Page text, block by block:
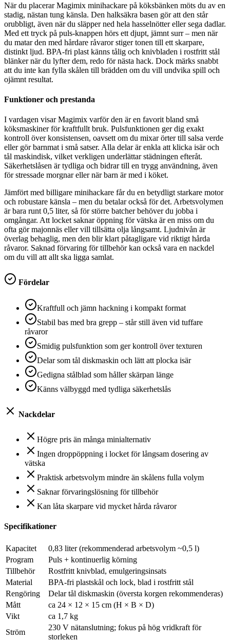
När du placerar Magimix minihackare på köksbänken möts du av en
stadig, nästan tung känsla. Den halksäkra basen gör att den står
orubbligt, även när du släpper ned hela hasselnötter eller sega dadlar.
Med ett tryck på puls-knappen hörs ett djupt, jämnt surr – men när
du matar den med hårdare råvaror stiger tonen till ett skarpare,
distinkt ljud. BPA-fri plast känns tålig och knivbladen i rostfritt stål
blänker när du lyfter dem, redo för nästa hack. Dock märks snabbt
att du inte kan fylla skålen till brädden om du vill undvika spill och
ojämnt resultat.
Funktioner och prestanda
I vardagen visar Magimix varför den är en favorit bland små
köksmaskiner för kraftfullt bruk. Pulsfunktionen ger dig exakt
kontroll över konsistensen, oavsett om du mixar örter till salsa verde
eller gör barnmat i små satser. Alla delar är enkla att klicka isär och
tål maskindisk, vilket verkligen underlättar städningen efteråt.
Säkerhetslåsen är tydliga och bidrar till en trygg användning, även
för stressade morgnar eller när barn är med i köket.
Jämfört med billigare minihackare får du en betydligt starkare motor
och robustare känsla – men du betalar också för det. Arbetsvolymen
är bara runt 0,5 liter, så för större batcher behöver du jobba i
omgångar. Att locket saknar öppning för vätska är en miss om du
ofta gör majonnäs eller vill tillsätta olja långsamt. Ljudnivån är
överlag behaglig, men den blir klart påtagligare vid riktigt hårda
råvaror. Saknad förvaring för tillbehör kan också vara en nackdel
om du vill att allt ska ligga samlat.
Fördelar
Kraftfull och jämn hackning i kompakt format
Stabil bas med bra grepp – står still även vid tuffare
råvaror
Smidig pulsfunktion som ger kontroll över texturen
Delar som tål diskmaskin och lätt att plocka isär
Gedigna stålblad som håller skärpan länge
Känns välbyggd med tydliga säkerhetslås
Nackdelar
Högre pris än många minialternativ
Ingen droppöppning i locket för långsam dosering av
vätska
Praktisk arbetsvolym mindre än skålens fulla volym
Saknar förvaringslösning för tillbehör
Kan låta skarpare vid mycket hårda råvaror
Specifikationer
Kapacitet
0,83 liter (rekommenderad arbetsvolym ~0,5 l)
Program
Puls + kontinuerlig körning
Tillbehör
Rostfritt knivblad, emulgeringsinsats
Material
BPA-fri plastskål och lock, blad i rostfritt stål
Rengöring
Delar tål diskmaskin (översta korgen rekommenderas)
Mått
ca 24 × 12 × 15 cm (H × B × D)
Vikt
ca 1,7 kg
Ström
230 V nätanslutning; fokus på hög vridkraft för
storleken